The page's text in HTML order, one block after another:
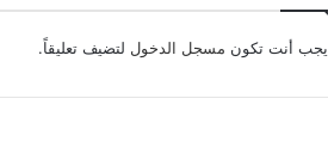
يجب أنت تكون مسجل الدخول لتضيف تعليقاً.